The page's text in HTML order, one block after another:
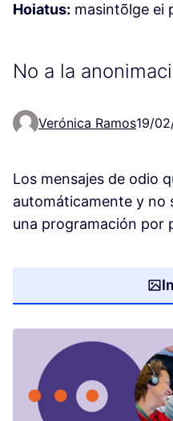
Hoiatus: masintõlge ei
No a la
Verónica Ramos19/
Los mensajes de odio
automáticamente y no
una programación por